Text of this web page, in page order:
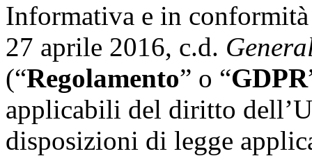
Informativa e in
27 aprile 2016, c.d.
(“Regolamento” o “GDPR
applicabili del diritto
disposizioni di legge